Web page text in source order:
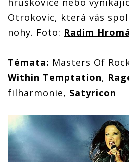
Otrokovic, která vás
nohy. Foto: Radim
Témata: Masters Of
Within Temptation,
filharmonie, Satyricon